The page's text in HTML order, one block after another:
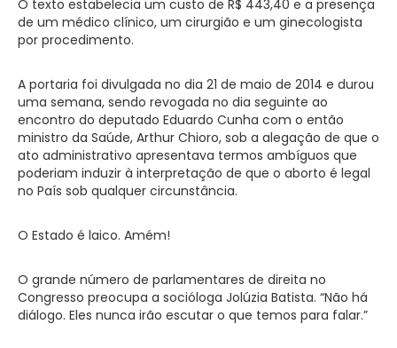
O texto estabelecia um custo de R$ 443,40 e a presença
de um médico clínico, um cirurgião e um ginecologista
por procedimento.
A portaria foi divulgada no dia 21 de maio de 2014 e durou
uma semana, sendo revogada no dia seguinte ao
encontro do deputado Eduardo Cunha com o então
ministro da Saúde, Arthur Chioro, sob a alegação de que o
ato administrativo apresentava termos ambíguos que
poderiam induzir à interpretação de que o aborto é legal
no País sob qualquer circunstância.
O Estado é laico. Amém!
O grande número de parlamentares de direita no
Congresso preocupa a socióloga Jolúzia Batista. “Não há
diálogo. Eles nunca irão escutar o que temos para falar.”